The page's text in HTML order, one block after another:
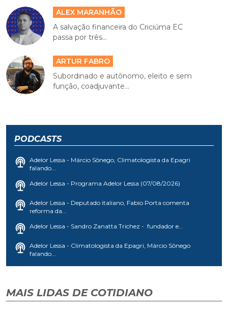
ALEX MARANHÃO
A salvação financeira do Criciúma EC
passa por três...
ARTUR FABRO
Subordinado e autônomo, eleito e sem
função, coadjuvante...
PODCASTS
Adelor Lessa - Márcio Sônego, Climatologista da Epagri
falando...
Adelor Lessa - Programa Adelor Lessa (07/08/2026)
Adelor Lessa - Deputado italiano, Fabio Porta comenta
reforma da...
Adelor Lessa - Sandro Zanatta Trichez - fundador e...
Adelor Lessa - Climatologista da Epagri, Márcio Sônego
falando...
MAIS LIDAS DE COTIDIANO